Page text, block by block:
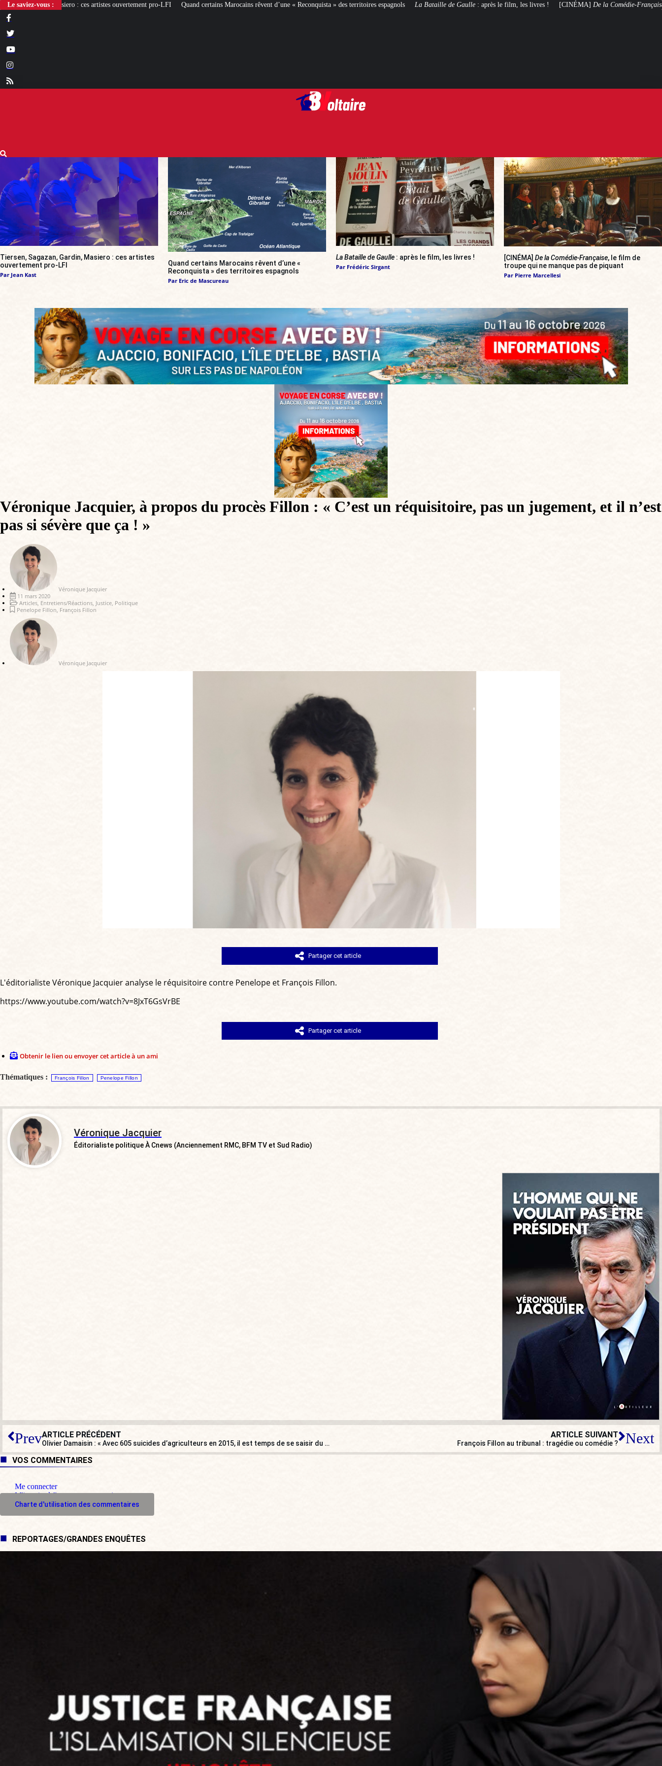
Le saviez-vous :
ces artistes ouvertement pro-LFI Quand certains Marocains rêvent d’une « Reconquista » des territoires espagnols La Bataille de Gaulle: après le film, les livres ! [CINÉMA]De la Comédie-Française, le film de troupe qui ne
Tiersen, Sagazan, Gardin, Masiero : ces artistes
ouvertement pro-LFI
Par Jean Kast
Quand certains Marocains rêvent d’une «
Reconquista » des territoires espagnols
Par Eric de Mascureau
La Bataille de Gaulle : après le film, les livres !
Par Frédéric Sirgant
[CINÉMA] De la Comédie-Française, le film de
troupe qui ne manque pas de piquant
Par Pierre Marcellesi
Véronique Jacquier, à propos du procès Fillon : « C’est un réquisitoire, pas un jugement, et il n’est
pas si sévère que ça ! »
Véronique Jacquier
11 mars 2020
Articles Entretiens/Réactions Justice Politique
Penelope Fillon François Fillon
Véronique Jacquier
Partager cet article
L'éditorialiste Véronique Jacquier analyse le réquisitoire contre Penelope et François Fillon.
https://www.youtube.com/watch?v=8JxT6GsVrBE
Partager cet article
Obtenir le lien ou envoyer cet article à un ami
Thématiques : François Fillon Penelope Fillon
Véronique Jacquier
Éditorialiste politique À Cnews (Anciennement RMC, BFM TV et Sud Radio)
PrevARTICLE PRÉCÉDENT
Olivier Damaisin : « Avec 605 suicides d’agriculteurs en 2015, il est temps de se saisir du problème ! »
ARTICLE SUIVANT
François Fillon au tribunal : tragédie ou comédie ? Next
VOS COMMENTAIRES
Me connecter
M'inscrire à l'espace commentaire
Charte d'utilisation des commentaires
REPORTAGES/GRANDES ENQUÊTES